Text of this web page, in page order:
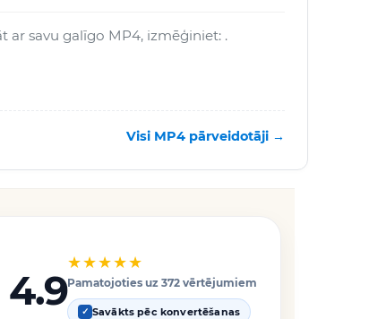
ar savu galīgo MP4, izmēģiniet: .
Visi MP4 pārveidotāji →
4.9
★★★★★
Pamatojoties uz 372 vērtējumiem
✓ Savākts pēc konvertēšanas